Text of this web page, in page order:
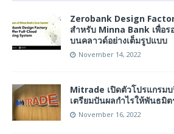
Zerobank Design
สำหรับ Minna Bank เพื่อร
บนคลาวด์อย่างเต็มรูปแบบ
November 14, 2022
Mitrade เปิดตัวโปรแกรม
เตรียมปันผลกำไรให้พันธมิ
November 16, 2022